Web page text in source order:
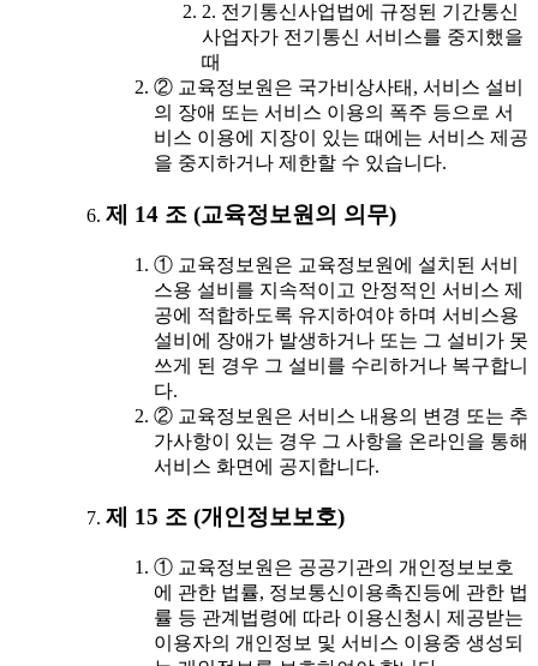
2. 전기통신사업법에 규정된 기간통신
사업자가 전기통신 서비스를 중지했을
때
② 교육정보원은 국가비상사태, 서비스 설비
의 장애 또는 서비스 이용의 폭주 등으로 서
비스 이용에 지장이 있는 때에는 서비스 제공
을 중지하거나 제한할 수 있습니다.
제 14 조 (교육정보원의 의무)
① 교육정보원은 교육정보원에 설치된 서비
스용 설비를 지속적이고 안정적인 서비스 제
공에 적합하도록 유지하여야 하며 서비스용
설비에 장애가 발생하거나 또는 그 설비가 못
쓰게 된 경우 그 설비를 수리하거나 복구합니
다.
② 교육정보원은 서비스 내용의 변경 또는 추
가사항이 있는 경우 그 사항을 온라인을 통해
서비스 화면에 공지합니다.
제 15 조 (개인정보보호)
① 교육정보원은 공공기관의 개인정보보호
에 관한 법률, 정보통신이용촉진등에 관한 법
률 등 관계법령에 따라 이용신청시 제공받는
이용자의 개인정보 및 서비스 이용중 생성되